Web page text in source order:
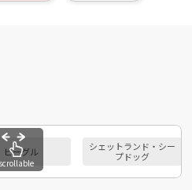
ビーグル
シェットランド・シー
プドッグ
scrollable